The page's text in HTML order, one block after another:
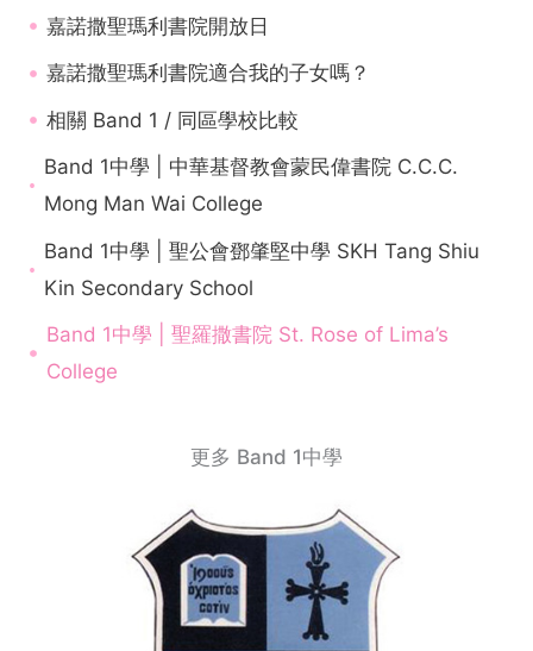
嘉諾撒聖瑪利書院開放日
嘉諾撒聖瑪利書院適合我的子女嗎？
相關 Band 1 / 同區學校比較
Band 1中學 | 中華基督教會蒙民偉書院 C.C.C.
Mong Man Wai College
Band 1中學 | 聖公會鄧肇堅中學 SKH Tang Shiu
Kin Secondary School
Band 1中學 | 聖羅撒書院 St. Rose of Lima’s
College
更多 Band 1中學